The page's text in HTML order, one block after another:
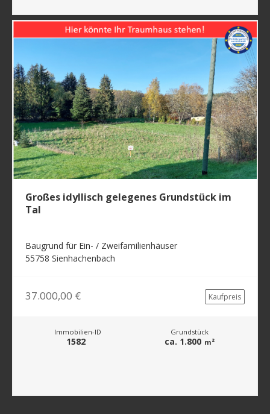
Großes idyllisch gelegenes Grundstück im
Tal
Baugrund für Ein- / Zweifamilienhäuser
55758 Sienhachenbach
37.000,00 € Kaufpreis
Immobilien-ID
1582
Grundstück
ca. 1.800 m²